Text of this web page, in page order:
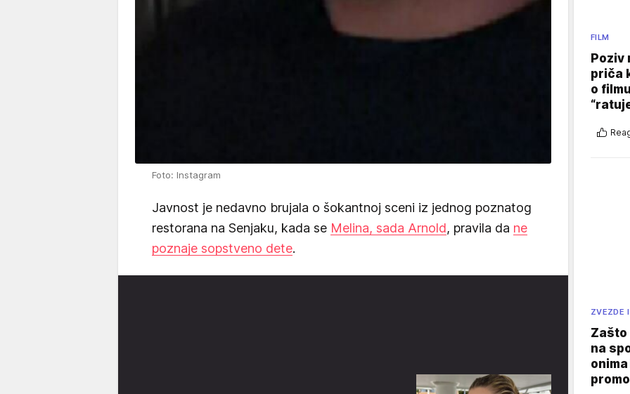
Foto: Instagram
Javnost je nedavno brujala o šokantnoj sceni iz jednog poznatog
restorana na Senjaku, kada se Melina, sada Arnold, pravila da ne
poznaje sopstveno dete.
FILM
Poziv
priča
o
ZVEZDE
Zašto
na